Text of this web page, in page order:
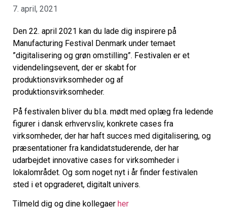
7. april, 2021
Den 22. april 2021 kan du lade dig inspirere på
Manufacturing Festival Denmark under temaet
”digitalisering og grøn omstilling”. Festivalen er et
videndelingsevent, der er skabt for
produktionsvirksomheder og af
produktionsvirksomheder.
På festivalen bliver du bl.a. mødt med oplæg fra ledende
figurer i dansk erhvervsliv, konkrete cases fra
virksomheder, der har haft succes med digitalisering, og
præsentationer fra kandidatstuderende, der har
udarbejdet innovative cases for virksomheder i
lokalområdet. Og som noget nyt i år finder festivalen
sted i et opgraderet, digitalt univers.
Tilmeld dig og dine kollegaer her